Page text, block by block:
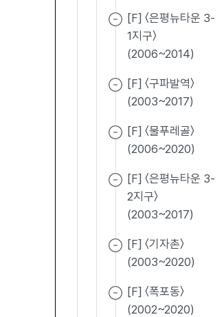
[F] 〈은평뉴타운 3-
1지구〉
(2006~2014)
[F] 〈구파발역〉
(2003~2017)
[F] 〈물푸레골〉
(2006~2020)
[F] 〈은평뉴타운 3-
2지구〉
(2003~2017)
[F] 〈기자촌〉
(2003~2020)
[F] 〈폭포동〉
(2002~2020)